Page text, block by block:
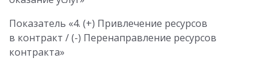
Показатель «4. (+) Привлечение ресурсов
в контракт / (-) Перенаправление ресурсов
контракта»